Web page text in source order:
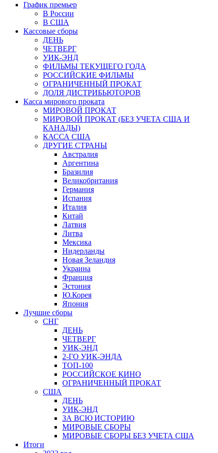
График премьер
В России
В США
Кассовые сборы
ДЕНЬ
ЧЕТВЕРГ
УИК-ЭНД
ФИЛЬМЫ ТЕКУЩЕГО ГОДА
РОССИЙСКИЕ ФИЛЬМЫ
ОГРАНИЧЕННЫЙ ПРОКАТ
ДОЛЯ ДИСТРИБЬЮТОРОВ
Касса мирового проката
МИРОВОЙ ПРОКАТ
МИРОВОЙ ПРОКАТ (БЕЗ УЧЕТА США И
КАНАДЫ)
КАССА США
ДРУГИЕ СТРАНЫ
Австралия
Аргентина
Бразилия
Великобритания
Германия
Испания
Италия
Китай
Латвия
Литва
Мексика
Нидерланды
Новая Зеландия
Украина
Франция
Эстония
Ю.Корея
Япония
Лучшие сборы
СНГ
ДЕНЬ
ЧЕТВЕРГ
УИК-ЭНД
2-ГО УИК-ЭНДА
ТОП-100
РОССИЙСКОЕ КИНО
ОГРАНИЧЕННЫЙ ПРОКАТ
США
ДЕНЬ
УИК-ЭНД
ЗА ВСЮ ИСТОРИЮ
МИРОВЫЕ СБОРЫ
МИРОВЫЕ СБОРЫ БЕЗ УЧЕТА США
Итоги